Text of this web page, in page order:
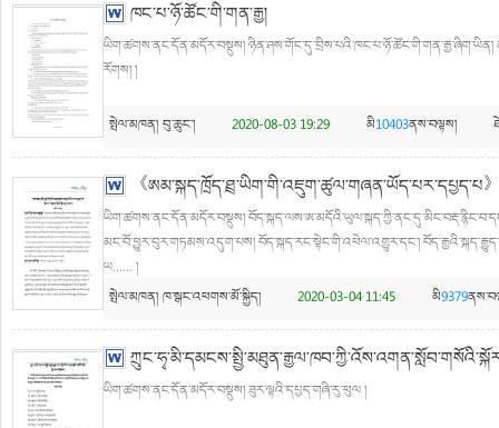
ཁང་པ་ཉོ་ཚོང་གི་གན་རྒྱ།
ཡིག་ཚགས་ནང་དོན་མདོར་བསྡུས།
རོགས། །
སྤེལ་མཁན། བུ་ཆུང་། 2020-08-03 19:29 མི10403ནས་བལྟས།
《ཨམ་སྐད་ཁྲོད་ཐྲ་ཡིག་གི་འཇུག་ཚུལ་གཞན་ཡོད་པར་དཔྱད་པ
ཡིག་ཚགས་ནང་དོན་མདོར་བསྡུས།
མང་བོ་ཕྱུར་བུར་གཏམས་འདུག་པས། བོད་སྐད་རང་སྟེང་གི་འཕེལ་འགྱུར་དང་།
ཡ...... །
སྤེལ་མཁན། ཁ་སྒང་འཕགས་མོ་སྐྱིད། 2020-03-04 11:45 མི9379
ཡིག་ཚགས་ནང་དོན་མདོར་བསྡུས། ཟུར་ལྟའི་དཔྱད་གཞི་རུ་ཕུལ །